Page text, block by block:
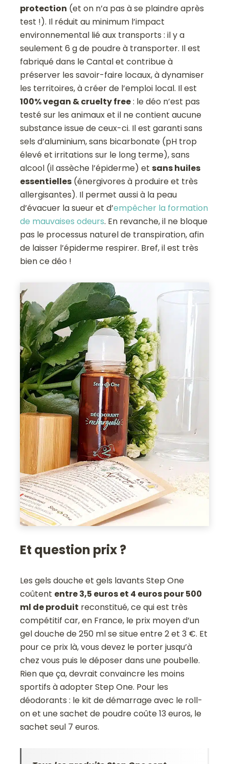
protection (et on n’a pas à se plaindre après
test !). Il réduit au minimum l’impact
environnemental lié aux transports : il y a
seulement 6 g de poudre à transporter. Il est
fabriqué dans le Cantal et contribue à
préserver les savoir-faire locaux, à dynamiser
les territoires, à créer de l’emploi local. Il est
100% vegan & cruelty free: le déo n’est pas
testé sur les animaux et il ne contient aucune
substance issue de ceux-ci. Il est garanti sans
sels d’aluminium, sans bicarbonate (pH trop
élevé et irritations sur le long terme), sans
alcool (il assèche l’épiderme) etsans huiles
essentielles (énergivores à produire et très
allergisantes). Il permet aussi à la peau
d’évacuer la sueur et d’empêcher la formation
de mauvaises odeurs. En revanche, il ne bloque
pas le processus naturel de transpiration, afin
de laisser l’épiderme respirer. Bref, il est très
bien ce déo !
Et question prix ?
Les gels douche et gels lavants Step One
coûtent entre 3,5 euros et 4 euros pour 500
ml de produit reconstitué, ce qui est très
compétitif car, en France, le prix moyen d’un
gel douche de 250 ml se situe entre 2 et 3 €. Et
pour ce prix là, vous devez le porter jusqu’à
chez vous puis le déposer dans une poubelle.
Rien que ça, devrait convaincre les moins
sportifs à adopter Step One. Pour les
déodorants : le kit de démarrage avec le roll-
on et une sachet de poudre coûte 13 euros, le
sachet seul 7 euros.